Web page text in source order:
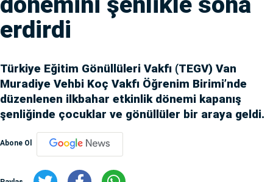
erdirdi
Türkiye Eğitim Gönüllüleri Vakfı (TEGV) Van
Muradiye Vehbi Koç Vakfı Öğrenim Birimi’nde
düzenlenen ilkbahar etkinlik dönemi kapanış
şenliğinde çocuklar ve gönüllüler bir araya geldi.
Abone Ol